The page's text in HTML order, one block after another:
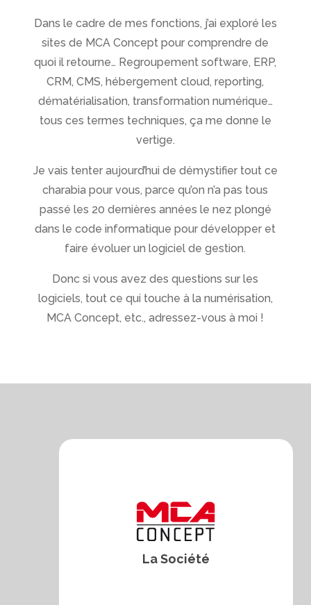
Dans le cadre de mes fonctions, j’ai exploré les
sites de MCA Concept pour comprendre de
quoi il retourne… Regroupement software, ERP,
CRM, CMS, hébergement cloud, reporting,
dématérialisation, transformation numérique…
tous ces termes techniques, ça me donne le
vertige.
Je vais tenter aujourd’hui de démystifier tout ce
charabia pour vous, parce qu’on n’a pas tous
passé les 20 dernières années le nez plongé
dans le code informatique pour développer et
faire évoluer un logiciel de gestion.
Donc si vous avez des questions sur les
logiciels, tout ce qui touche à la numérisation,
MCA Concept, etc., adressez-vous à moi !
La Société